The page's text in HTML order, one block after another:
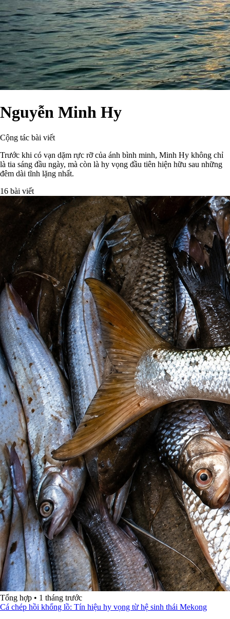
Nguyễn Minh Hy
Cộng tác bài viết
Trước khi có vạn dặm rực rỡ của ánh bình minh, Minh Hy không chỉ
là tia sáng đầu ngày, mà còn là hy vọng đầu tiên hiện hữu sau những
đêm dài tĩnh lặng nhất.
16 bài viết
Tổng hợp • 1 tháng trước
Cá chép hồi khổng lồ: Tín hiệu hy vọng từ hệ sinh thái Mekong